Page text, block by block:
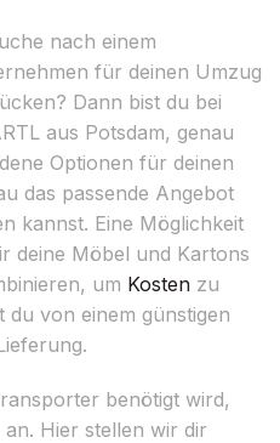
nach einem
für deinen Umzug
Dann bist du bei
aus Potsdam, genau
Optionen für deinen
das passende Angebot
kannst. Eine Möglichkeit
deine Möbel und Kartons
um Kosten zu
von einem günstigen
benötigt wird,
Hier stellen wir dir